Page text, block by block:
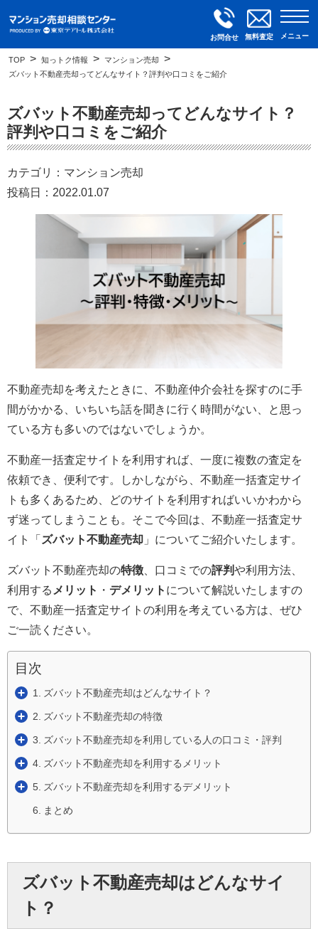
お問合せ 無料査定 メニュー
TOP 知っトク情報
マンション売却
ズバット不動産売却ってどんなサイト？評判や口コミをご紹介
ズバット不動産売却ってどんなサイト？
評判や口コミをご紹介
カテゴリ：マンション売却
投稿日：2022.01.07
不動産売却を考えたときに、不動産仲介会社を探すのに手
間がかかる、いちいち話を聞きに行く時間がない、と思っ
ている方も多いのではないでしょうか。
不動産一括査定サイトを利用すれば、一度に複数の査定を
依頼でき、便利です。しかしながら、不動産一括査定サイ
トも多くあるため、どのサイトを利用すればいいかわから
ず迷ってしまうことも。そこで今回は、不動産一括査定サ
イト「 ズバット不動産売却 」についてご紹介いたします。
ズバット不動産売却の特徴 、口コミでの評判や利用方法、
利用する メリット ・ デメリット について解説いたしますの
で、不動産一括査定サイトの利用を考えている方は、ぜひ
ご一読ください。
目次
ズバット不動産売却はどんなサイト？
ズバット不動産売却の特徴
ズバット不動産売却を利用している人の口コミ・評判
ズバット不動産売却を利用するメリット
ズバット不動産売却を利用するデメリット
まとめ
ズバット不動産売却はどんなサイ
ト？